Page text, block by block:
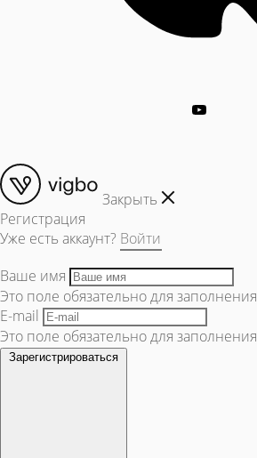
Закрыть
Регистрация
Уже есть аккаунт? Войти
Ваше имя
Это поле обязательно для заполнения
E-mail
Это поле обязательно для заполнения
Зарегистрироваться